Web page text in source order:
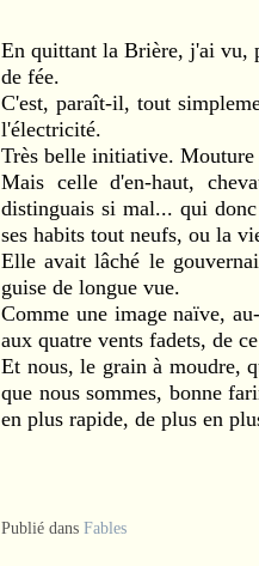
En quittant la Brière, j'ai vu,
de fée.
C'est, paraît-il, tout
l'électricité.
Très belle initiative. Mouture
Mais celle d'en-haut,
distinguais si mal... qui
ses habits tout neufs, ou la
Elle avait lâché le
guise de longue vue.
Comme une image naïve,
aux quatre vents fadets, de
Et nous, le grain à moudre,
que nous sommes, bonne
en plus rapide, de plus en
Publié dans Fables